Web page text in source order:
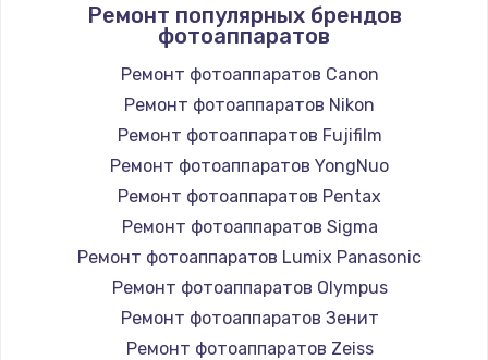
Ремонт популярных брендов
фотоаппаратов
Ремонт фотоаппаратов Canon
Ремонт фотоаппаратов Nikon
Ремонт фотоаппаратов Fujifilm
Ремонт фотоаппаратов YongNuo
Ремонт фотоаппаратов Pentax
Ремонт фотоаппаратов Sigma
Ремонт фотоаппаратов Lumix Panasonic
Ремонт фотоаппаратов Olympus
Ремонт фотоаппаратов Зенит
Ремонт фотоаппаратов Zeiss